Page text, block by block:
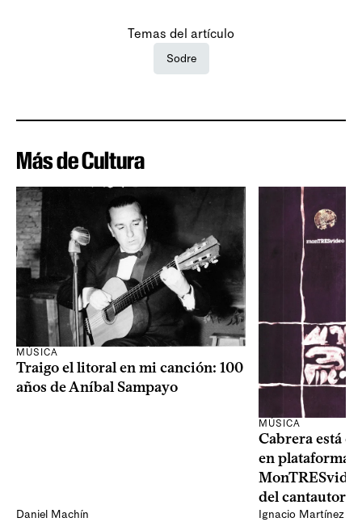
Temas del artículo
Sodre
Más de Cultura
MÚSICA
Traigo el litoral en mi canción: 100
años de Aníbal Sampayo
Daniel Machín
MÚSICA
Cabrera está
en plataformas
del cantautor
Ignacio Martínez